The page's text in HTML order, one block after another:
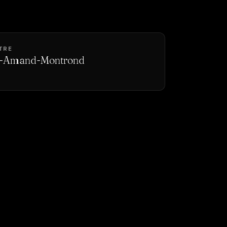
Amand-Montrond